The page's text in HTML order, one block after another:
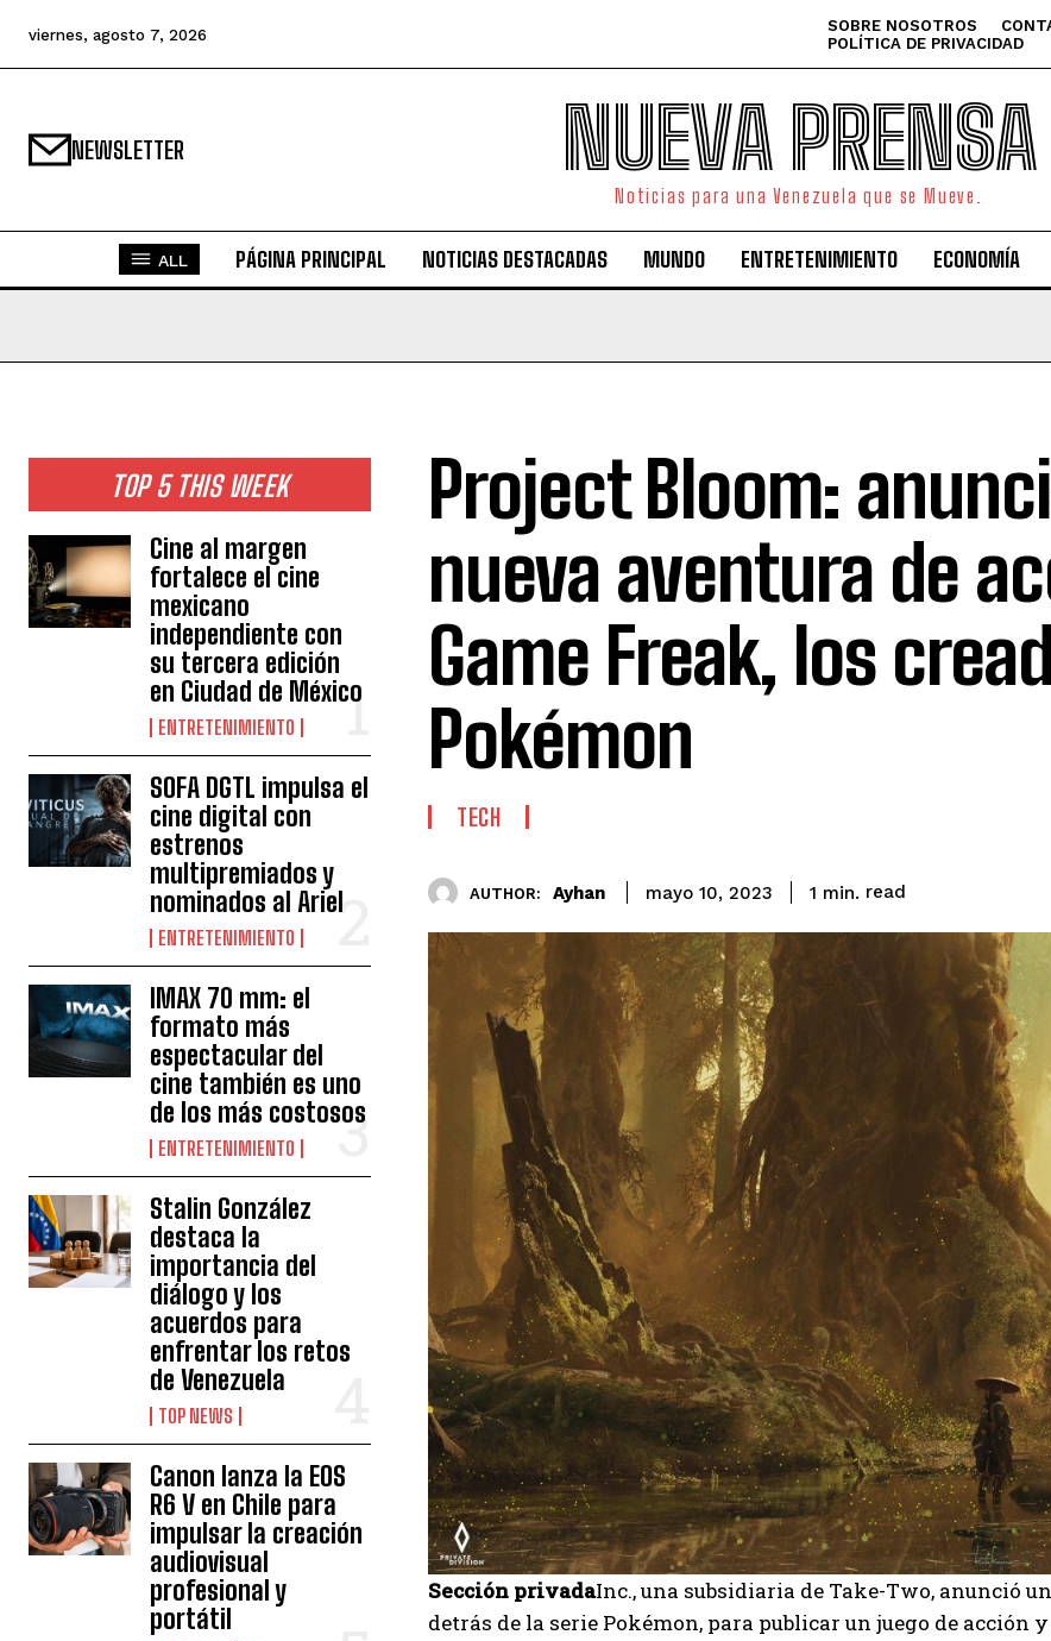
viernes, agosto 7, 2026 SOBRE NOSOTROS
POLÍTICA DE PRIVACIDAD
NEWSLETTER NUEVA PRENSA
Noticias para una Venezuela que se Mueve.
ALL PÁGINA PRINCIPAL NOTICIAS DESTACADAS MUNDO ENTRETENIMIENTO ECONOMÍA
TOP 5 THIS WEEK
Cine al margen
fortalece el cine
mexicano
independiente con
su tercera edición
en Ciudad de México
ENTRETENIMIENTO
SOFA DGTL impulsa el
cine digital con
estrenos
multipremiados y
nominados al Ariel
ENTRETENIMIENTO
IMAX 70 mm: el
formato más
espectacular del
cine también es uno
de los más costosos
ENTRETENIMIENTO
Stalin González
destaca la
importancia del
diálogo y los
acuerdos para
enfrentar los retos
de Venezuela
TOP NEWS
Canon lanza la EOS
R6 V en Chile para
impulsar la creación
audiovisual
profesional y
portátil
Project Bloom:
nueva aventura de
Game Freak, los
Pokémon
TECH
AUTHOR: Ayhan mayo 10, 2023 1 min. read
Sección privadaInc., una subsidiaria de Take-Two, anunció
detrás de la serie Pokémon, para publicar un juego de acción